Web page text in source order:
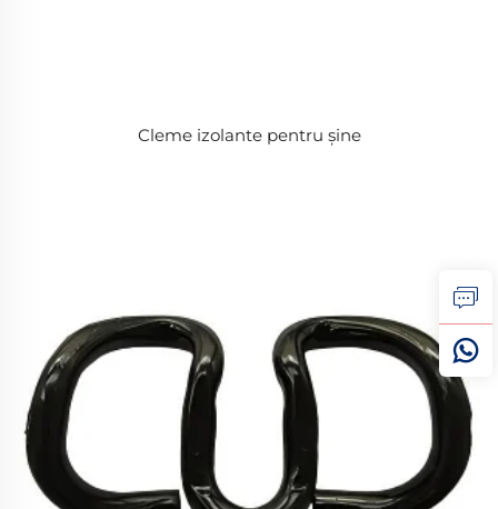
Cleme izolante pentru șine